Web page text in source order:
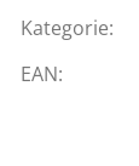
Kategorie:
EAN: